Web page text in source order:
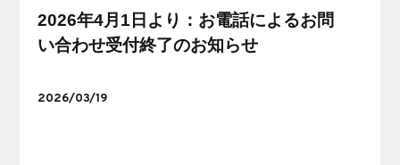
2026年4月1日より：お電話によるお問
い合わせ受付終了のお知らせ
2026/03/19